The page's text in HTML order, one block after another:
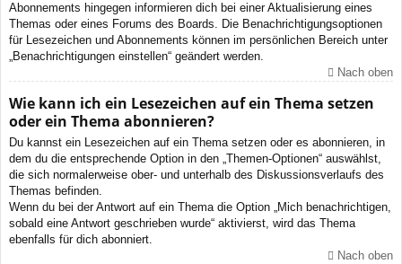
Abonnements hingegen informieren dich bei einer Aktualisierung eines
Themas oder eines Forums des Boards. Die Benachrichtigungsoptionen
für Lesezeichen und Abonnements können im persönlichen Bereich unter
„Benachrichtigungen einstellen“ geändert werden.
Nach oben
Wie kann ich ein Lesezeichen auf ein Thema setzen
oder ein Thema abonnieren?
Du kannst ein Lesezeichen auf ein Thema setzen oder es abonnieren, in
dem du die entsprechende Option in den „Themen-Optionen“ auswählst,
die sich normalerweise ober- und unterhalb des Diskussionsverlaufs des
Themas befinden.
Wenn du bei der Antwort auf ein Thema die Option „Mich benachrichtigen,
sobald eine Antwort geschrieben wurde“ aktivierst, wird das Thema
ebenfalls für dich abonniert.
Nach oben